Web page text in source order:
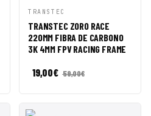
VISTA
RÁPIDA
CESTA
TRANSTEC
TRANSTEC ZORO RACE
220MM FIBRA DE CARBONO
3K 4MM FPV RACING FRAME
19,00€ 59,00€